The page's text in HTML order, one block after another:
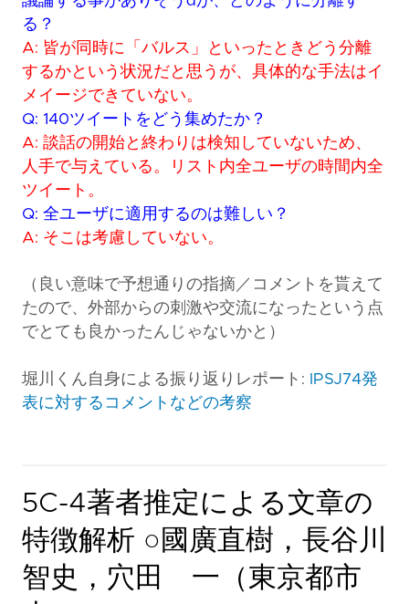
る？
A: 皆が同時に「バルス」といったときどう分離
するかという状況だと思うが、具体的な手法はイ
メイージできていない。
Q: 140ツイートをどう集めたか？
A: 談話の開始と終わりは検知していないため、
人手で与えている。リスト内全ユーザの時間内全
ツイート。
Q: 全ユーザに適用するのは難しい？
A: そこは考慮していない。
（良い意味で予想通りの指摘／コメントを貰えて
たので、外部からの刺激や交流になったという点
でとても良かったんじゃないかと）
堀川くん自身による振り返りレポート:
IPSJ74発
表に対するコメントなどの考察
5C-4著者推定による文章の
特徴解析 ○國廣直樹，長谷川
智史，穴田 一（東京都市